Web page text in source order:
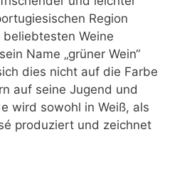
Region
Weine
Name „grüner Wein“
dies nicht auf die Farbe
auf seine Jugend und
wird sowohl in Weiß, als
produziert und zeichnet